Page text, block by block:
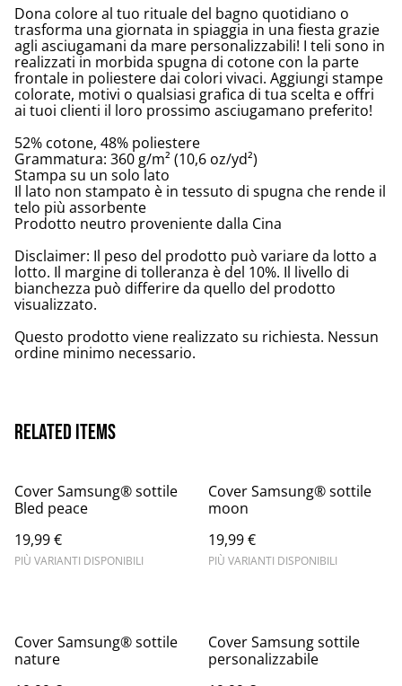
Dona colore al tuo rituale del bagno quotidiano o
trasforma una giornata in spiaggia in una fiesta grazie
agli asciugamani da mare personalizzabili! I teli sono in
realizzati in morbida spugna di cotone con la parte
frontale in poliestere dai colori vivaci. Aggiungi stampe
colorate, motivi o qualsiasi grafica di tua scelta e offri
ai tuoi clienti il loro prossimo asciugamano preferito!
52% cotone, 48% poliestere
Grammatura: 360 g/m² (10,6 oz/yd²)
Stampa su un solo lato
Il lato non stampato è in tessuto di spugna che rende il
telo più assorbente
Prodotto neutro proveniente dalla Cina
Disclaimer: Il peso del prodotto può variare da lotto a
lotto. Il margine di tolleranza è del 10%. Il livello di
bianchezza può differire da quello del prodotto
visualizzato.
Questo prodotto viene realizzato su richiesta. Nessun
ordine minimo necessario.
Related items
Cover Samsung® sottile
Bled peace
19,99 €
PIÙ VARIANTI DISPONIBILI
Cover Samsung® sottile
moon
19,99 €
PIÙ VARIANTI DISPONIBILI
Cover Samsung® sottile
nature
Cover Samsung sottile
personalizzabile